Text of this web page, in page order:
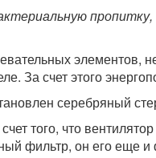
элементов,
За счет этого
серебряный
того, что
фильтр, он его еще